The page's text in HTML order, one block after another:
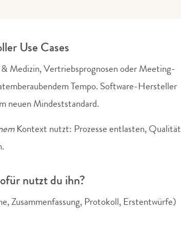
Use Cases
Medizin, Vertriebsprognosen oder Meeting-
Tempo. Software-Hersteller
neuen Mindeststandard.
Kontext nutzt: Prozesse entlasten, Qualität
nutzt du ihn?
Zusammenfassung, Protokoll, Erstentwürfe)